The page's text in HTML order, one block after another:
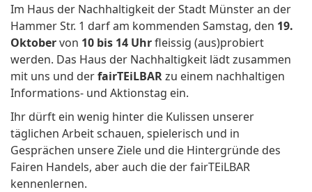
Im Haus der Nachhaltigkeit der Stadt Münster an der
Hammer Str. 1 darf am kommenden Samstag, den 19.
Oktobervon 10 bis 14 Uhrfleissig (aus)probiert
werden. Das Haus der Nachhaltigkeit lädt zusammen
mit uns und derfairTEiLBARzu einem nachhaltigen
Informations- und Aktionstag ein.
Ihr dürft ein wenig hinter die Kulissen unserer
täglichen Arbeit schauen, spielerisch und in
Gesprächen unsere Ziele und die Hintergründe des
Fairen Handels, aber auch die der fairTEiLBAR
kennenlernen.